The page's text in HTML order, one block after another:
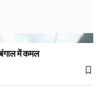
बंगाल में कमल